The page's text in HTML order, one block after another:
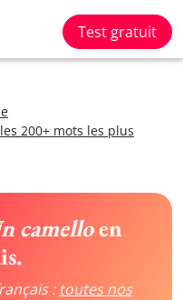
Test gratuit
200+ mots les plus
camelloen
: toutes nos